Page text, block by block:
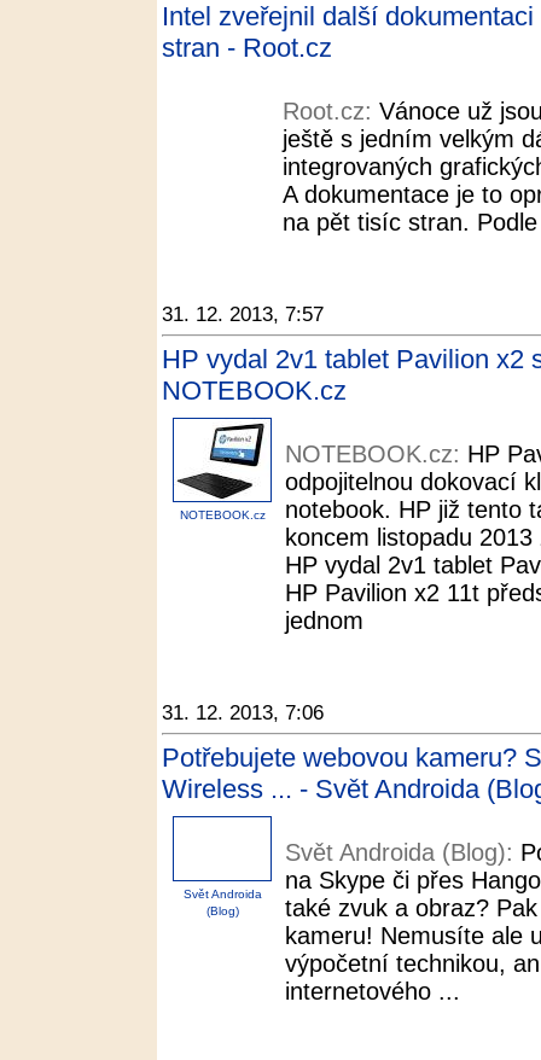
Intel zveřejnil další
stran - Root.cz
Root.cz: Vánoce už
ještě s jedním velkým
integrovaných
A dokumentace je to
na pět tisíc stran.
31. 12. 2013, 7:57
HP vydal 2v1 tablet Pavilion x2
NOTEBOOK.cz
NOTEBOOK.cz
NOTEBOOK.cz: HP
odpojitelnou dokovací
notebook. HP již tento
koncem listopadu
HP vydal 2v1 tablet
HP Pavilion x2 11t
jednom
31. 12. 2013, 7:06
Potřebujete webovou kameru?
Wireless ... - Svět Androida
Svět Androida
(Blog)
Svět Androida (Blog):
na Skype či přes
také zvuk a obraz?
kameru! Nemusíte ale
výpočetní technikou,
internetového ...